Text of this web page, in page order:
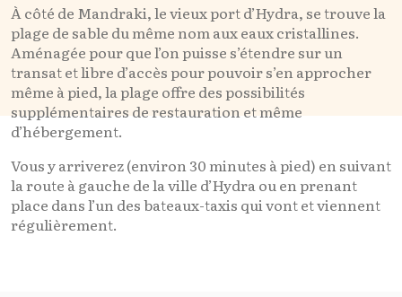
À côté de Mandraki, le vieux port d’Hydra, se trouve la
plage de sable du même nom aux eaux cristallines.
Aménagée pour que l’on puisse s’étendre sur un
transat et libre d’accès pour pouvoir s’en approcher
même à pied, la plage offre des possibilités
supplémentaires de restauration et même
d’hébergement.
Vous y arriverez (environ 30 minutes à pied) en suivant
la route à gauche de la ville d’Hydra ou en prenant
place dans l’un des bateaux-taxis qui vont et viennent
régulièrement.